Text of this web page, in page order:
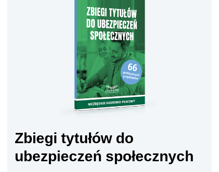
Zbiegi tytułów do
ubezpieczeń społecznych